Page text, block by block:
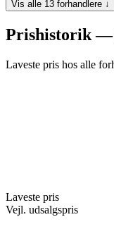
Vis alle 13 forhandlere ↓
Prishistorik —
Laveste pris hos alle
Laveste pris
Vejl. udsalgspris